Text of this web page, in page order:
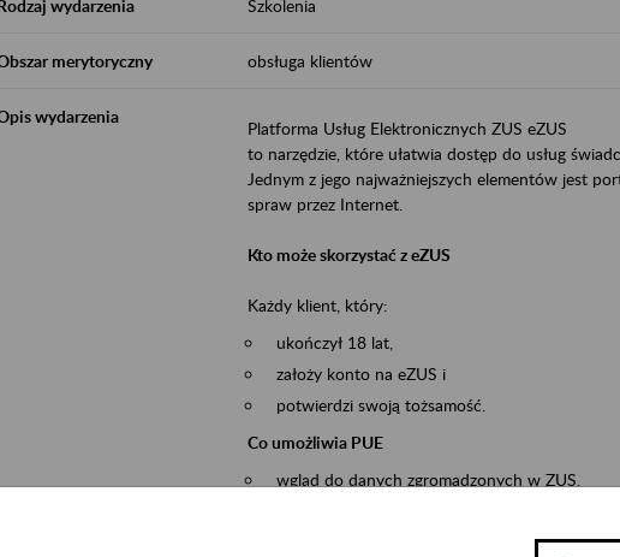
wydarzenia Szkolenia
merytoryczny obsługa klientów
wydarzenia
Platforma Usług Elektronicznych ZUS eZUS
to narzędzie, które ułatwia dostęp do usług
Jednym z jego najważniejszych elementów jest
spraw przez Internet.
Kto może skorzystać z eZUS
Każdy klient, który:
ukończył 18 lat,
założy konto na eZUS i
potwierdzi swoją tożsamość.
Co umożliwia PUE
wgląd do danych zgromadzonych w ZUS,
składanie wniosków i otrzymywanie na nie